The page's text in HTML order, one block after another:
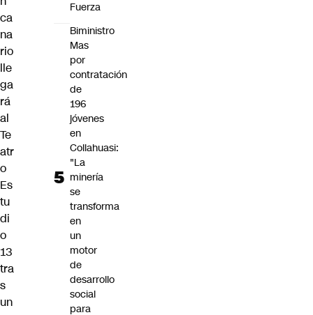
ca
na
rio
lle
ga
rá
al
Te
atr
o
Es
tu
di
o
13
tra
s
un
Fuerza
Biministro
Mas
por
contratación
de
196
jóvenes
en
Collahuasi:
"La
minería
se
transforma
en
un
motor
de
desarrollo
social
para